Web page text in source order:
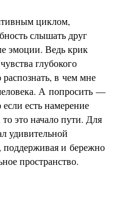
циклом,
слышать друг
эмоции. Ведь крик
глубокого
в чем мне
А попросить —
есть намерение
это начало пути. Для
удивительной
поддерживая и бережно
пространство.